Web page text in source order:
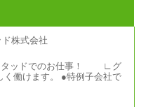
スタッドでのお仕事！ ∟グ
く働けます。 ●特例子会社で